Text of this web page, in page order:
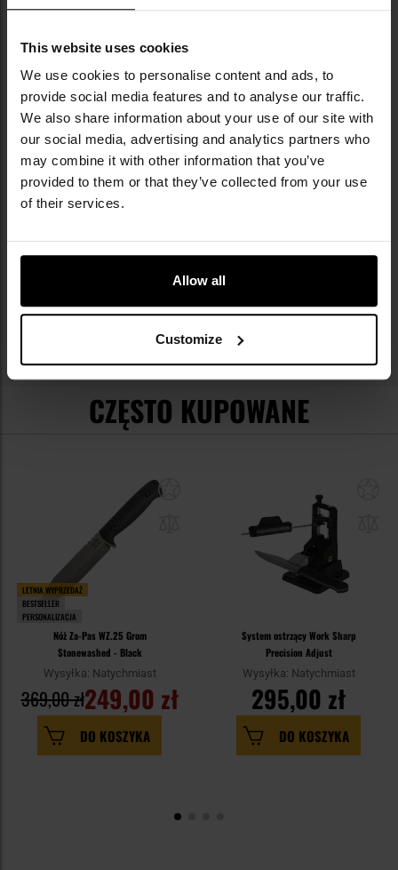
This website uses cookies
We use cookies to personalise content and ads, to
provide social media features and to analyse our traffic.
We also share information about your use of our site with
our social media, advertising and analytics partners who
may combine it with other information that you’ve
provided to them or that they’ve collected from your use
of their services.
Allow all
Customize
Maczety treningowe
Włócznie
Akcesoria do noży
Noże wędkarskie
CZĘSTO KUPOWANE
LETNIA WYPRZEDAŻ
BESTSELLER
PERSONALIZACJA
Nóż Za-Pas WZ.25 Grom
Stonewashed - Black
Wysyłka: Natychmiast
249,00 zł
369,00 zł
DO KOSZYKA
System ostrzący Work Sharp
Precision Adjust
Wysyłka: Natychmiast
295,00 zł
DO KOSZYKA